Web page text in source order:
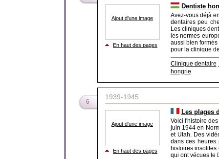
Ajout d'une image
En haut des pages
Dentiste
Avez-vous déjà
dentaires peu
Les cliniques
les normes
aussi bien formés
pour la clinique
Clinique dentaire
hongrie
6
1939-1945
Ajout d'une image
En haut des pages
Les plages
Voici l'histoire
juin 1944 en
et Utah. Des
dans ces heures
histoires
qui ont vécues le